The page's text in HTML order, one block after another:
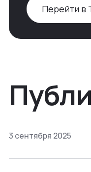
Перейти в
3 сентября 2025